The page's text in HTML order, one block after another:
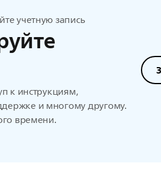
учетную запись
к инструкциям,
и многому другому.
времени.